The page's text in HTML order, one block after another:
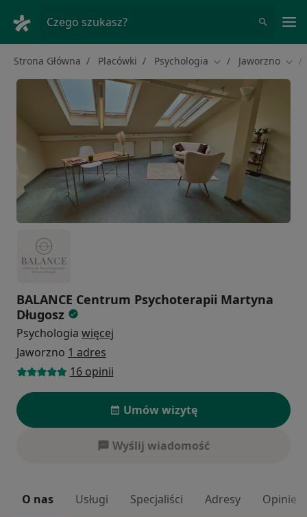
Czego szukasz?
Strona Główna Placówki Psychologia Zmień miasto
Jaworzno
BALANCE Centrum Psychoterapii Martyna
Długosz
Psychologia więcej
Jaworzno 1 adres
16 opinii
Umów wizytę
Wyślij wiadomość
O nas Usługi Specjaliści Adresy Opinie